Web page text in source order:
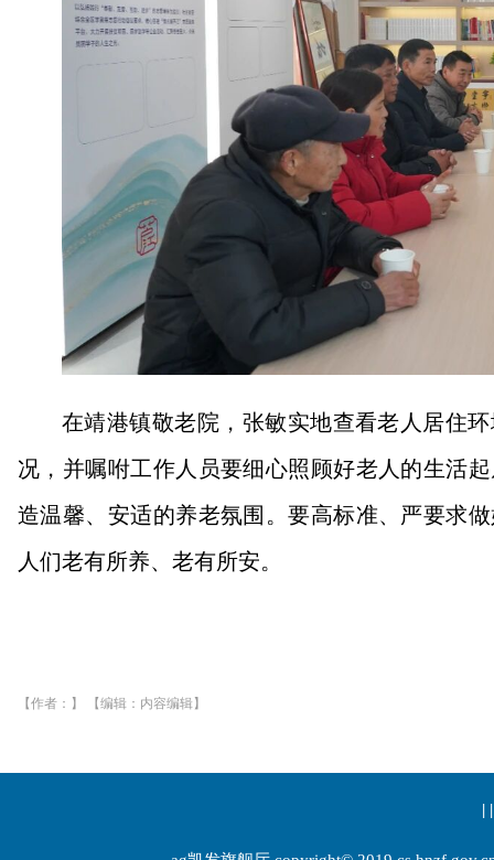
在靖港镇敬老院，张敏实地查看老人居住
况，并嘱咐工作人员要细心照顾好老人的生活
造温馨、安适的养老氛围。要高标准、严要求
人们老有所养、老有所安。
【作者：】 【编辑：内容编辑】
|